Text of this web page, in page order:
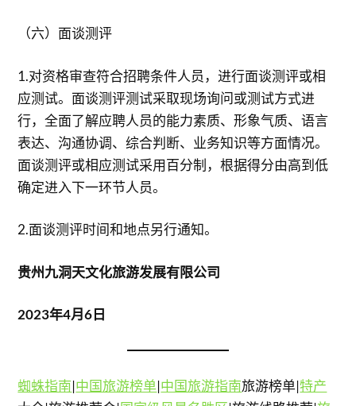
（六）面谈测评
1.对资格审查符合招聘条件人员，进行面谈测评或相
应测试。面谈测评测试采取现场询问或测试方式进
行，全面了解应聘人员的能力素质、形象气质、语言
表达、沟通协调、综合判断、业务知识等方面情况。
面谈测评或相应测试采用百分制，根据得分由高到低
确定进入下一环节人员。
2.面谈测评时间和地点另行通知。
贵州九洞天文化旅游发展有限公司
2023年4月6日
蜘蛛指南|中国旅游榜单|中国旅游指南旅游榜单|特产